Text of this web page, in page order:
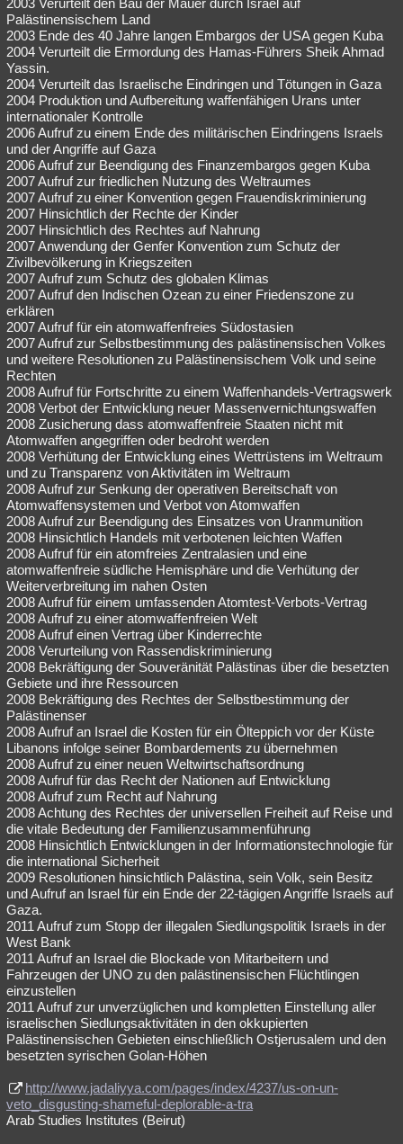
2003 Verurteilt den Bau der Mauer durch Israel auf
Palästinensischem Land
2003 Ende des 40 Jahre langen Embargos der USA gegen Kuba
2004 Verurteilt die Ermordung des Hamas-Führers Sheik Ahmad
Yassin.
2004 Verurteilt das Israelische Eindringen und Tötungen in Gaza
2004 Produktion und Aufbereitung waffenfähigen Urans unter
internationaler Kontrolle
2006 Aufruf zu einem Ende des militärischen Eindringens Israels
und der Angriffe auf Gaza
2006 Aufruf zur Beendigung des Finanzembargos gegen Kuba
2007 Aufruf zur friedlichen Nutzung des Weltraumes
2007 Aufruf zu einer Konvention gegen Frauendiskriminierung
2007 Hinsichtlich der Rechte der Kinder
2007 Hinsichtlich des Rechtes auf Nahrung
2007 Anwendung der Genfer Konvention zum Schutz der
Zivilbevölkerung in Kriegszeiten
2007 Aufruf zum Schutz des globalen Klimas
2007 Aufruf den Indischen Ozean zu einer Friedenszone zu
erklären
2007 Aufruf für ein atomwaffenfreies Südostasien
2007 Aufruf zur Selbstbestimmung des palästinensischen Volkes
und weitere Resolutionen zu Palästinensischem Volk und seine
Rechten
2008 Aufruf für Fortschritte zu einem Waffenhandels-Vertragswerk
2008 Verbot der Entwicklung neuer Massenvernichtungswaffen
2008 Zusicherung dass atomwaffenfreie Staaten nicht mit
Atomwaffen angegriffen oder bedroht werden
2008 Verhütung der Entwicklung eines Wettrüstens im Weltraum
und zu Transparenz von Aktivitäten im Weltraum
2008 Aufruf zur Senkung der operativen Bereitschaft von
Atomwaffensystemen und Verbot von Atomwaffen
2008 Aufruf zur Beendigung des Einsatzes von Uranmunition
2008 Hinsichtlich Handels mit verbotenen leichten Waffen
2008 Aufruf für ein atomfreies Zentralasien und eine
atomwaffenfreie südliche Hemisphäre und die Verhütung der
Weiterverbreitung im nahen Osten
2008 Aufruf für einem umfassenden Atomtest-Verbots-Vertrag
2008 Aufruf zu einer atomwaffenfreien Welt
2008 Aufruf einen Vertrag über Kinderrechte
2008 Verurteilung von Rassendiskriminierung
2008 Bekräftigung der Souveränität Palästinas über die besetzten
Gebiete und ihre Ressourcen
2008 Bekräftigung des Rechtes der Selbstbestimmung der
Palästinenser
2008 Aufruf an Israel die Kosten für ein Ölteppich vor der Küste
Libanons infolge seiner Bombardements zu übernehmen
2008 Aufruf zu einer neuen Weltwirtschaftsordnung
2008 Aufruf für das Recht der Nationen auf Entwicklung
2008 Aufruf zum Recht auf Nahrung
2008 Achtung des Rechtes der universellen Freiheit auf Reise und
die vitale Bedeutung der Familienzusammenführung
2008 Hinsichtlich Entwicklungen in der Informationstechnologie für
die international Sicherheit
2009 Resolutionen hinsichtlich Palästina, sein Volk, sein Besitz
und Aufruf an Israel für ein Ende der 22-tägigen Angriffe Israels auf
Gaza.
2011 Aufruf zum Stopp der illegalen Siedlungspolitik Israels in der
West Bank
2011 Aufruf an Israel die Blockade von Mitarbeitern und
Fahrzeugen der UNO zu den palästinensischen Flüchtlingen
einzustellen
2011 Aufruf zur unverzüglichen und kompletten Einstellung aller
israelischen Siedlungsaktivitäten in den okkupierten
Palästinensischen Gebieten einschließlich Ostjerusalem und den
besetzten syrischen Golan-Höhen
http://www.jadaliyya.com/pages/index/4237/us-on-un-
veto_disgusting-shameful-deplorable-a-tra
Arab Studies Institutes (Beirut)